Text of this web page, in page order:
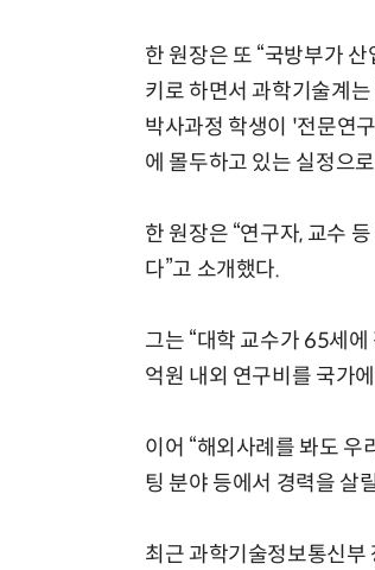
한 원장은 또 “국방부가
키로 하면서 과학기술계
박사과정 학생이 '전문연
에 몰두하고 있는 실정으
한 원장은 “연구자, 교수
다”고 소개했다.
그는 “대학 교수가 65세
억원 내외 연구비를 국가
이어 “해외사례를 봐도 우
팅 분야 등에서 경력을 살
최근 과학기술정보통신부